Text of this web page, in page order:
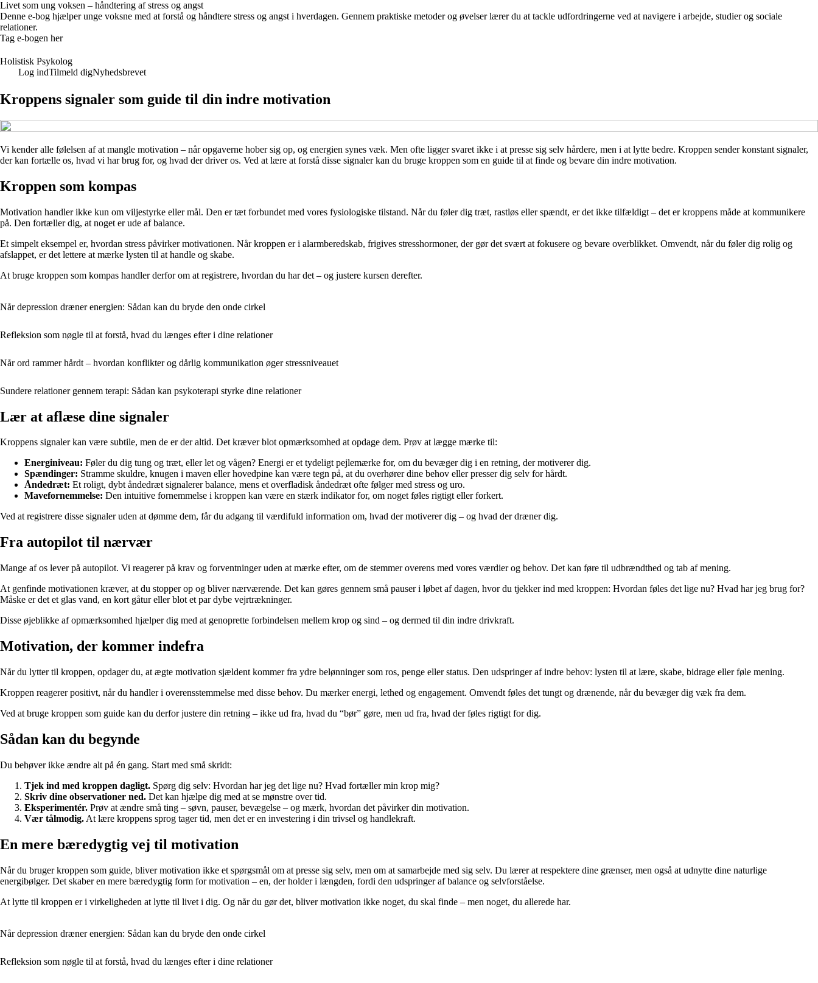
Livet som ung voksen – håndtering af stress og angst
Denne e-bog hjælper unge voksne med at forstå og håndtere stress og angst i hverdagen. Gennem praktiske metoder og øvelser lærer du at tackle udfordringerne ved at navigere i arbejde, studier og sociale
relationer.
Tag e-bogen her
Holistisk Psykolog
Log indTilmeld digNyhedsbrevet
Kroppens signaler som guide til din indre motivation
Vi kender alle følelsen af at mangle motivation – når opgaverne hober sig op, og energien synes væk. Men ofte ligger svaret ikke i at presse sig selv hårdere, men i at lytte bedre. Kroppen sender konstant signaler,
der kan fortælle os, hvad vi har brug for, og hvad der driver os. Ved at lære at forstå disse signaler kan du bruge kroppen som en guide til at finde og bevare din indre motivation.
Kroppen som kompas
Motivation handler ikke kun om viljestyrke eller mål. Den er tæt forbundet med vores fysiologiske tilstand. Når du føler dig træt, rastløs eller spændt, er det ikke tilfældigt – det er kroppens måde at kommunikere
på. Den fortæller dig, at noget er ude af balance.
Et simpelt eksempel er, hvordan stress påvirker motivationen. Når kroppen er i alarmberedskab, frigives stresshormoner, der gør det svært at fokusere og bevare overblikket. Omvendt, når du føler dig rolig og
afslappet, er det lettere at mærke lysten til at handle og skabe.
At bruge kroppen som kompas handler derfor om at registrere, hvordan du har det – og justere kursen derefter.
Når depression dræner energien: Sådan kan du bryde den onde cirkel
Refleksion som nøgle til at forstå, hvad du længes efter i dine relationer
Når ord rammer hårdt – hvordan konflikter og dårlig kommunikation øger stressniveauet
Sundere relationer gennem terapi: Sådan kan psykoterapi styrke dine relationer
Lær at aflæse dine signaler
Kroppens signaler kan være subtile, men de er der altid. Det kræver blot opmærksomhed at opdage dem. Prøv at lægge mærke til:
Energiniveau: Føler du dig tung og træt, eller let og vågen? Energi er et tydeligt pejlemærke for, om du bevæger dig i en retning, der motiverer dig.
Spændinger: Stramme skuldre, knugen i maven eller hovedpine kan være tegn på, at du overhører dine behov eller presser dig selv for hårdt.
Åndedræt: Et roligt, dybt åndedræt signalerer balance, mens et overfladisk åndedræt ofte følger med stress og uro.
Mavefornemmelse: Den intuitive fornemmelse i kroppen kan være en stærk indikator for, om noget føles rigtigt eller forkert.
Ved at registrere disse signaler uden at dømme dem, får du adgang til værdifuld information om, hvad der motiverer dig – og hvad der dræner dig.
Fra autopilot til nærvær
Mange af os lever på autopilot. Vi reagerer på krav og forventninger uden at mærke efter, om de stemmer overens med vores værdier og behov. Det kan føre til udbrændthed og tab af mening.
At genfinde motivationen kræver, at du stopper op og bliver nærværende. Det kan gøres gennem små pauser i løbet af dagen, hvor du tjekker ind med kroppen: Hvordan føles det lige nu? Hvad har jeg brug for?
Måske er det et glas vand, en kort gåtur eller blot et par dybe vejrtrækninger.
Disse øjeblikke af opmærksomhed hjælper dig med at genoprette forbindelsen mellem krop og sind – og dermed til din indre drivkraft.
Motivation, der kommer indefra
Når du lytter til kroppen, opdager du, at ægte motivation sjældent kommer fra ydre belønninger som ros, penge eller status. Den udspringer af indre behov: lysten til at lære, skabe, bidrage eller føle mening.
Kroppen reagerer positivt, når du handler i overensstemmelse med disse behov. Du mærker energi, lethed og engagement. Omvendt føles det tungt og drænende, når du bevæger dig væk fra dem.
Ved at bruge kroppen som guide kan du derfor justere din retning – ikke ud fra, hvad du “bør” gøre, men ud fra, hvad der føles rigtigt for dig.
Sådan kan du begynde
Du behøver ikke ændre alt på én gang. Start med små skridt:
Tjek ind med kroppen dagligt. Spørg dig selv: Hvordan har jeg det lige nu? Hvad fortæller min krop mig?
Skriv dine observationer ned. Det kan hjælpe dig med at se mønstre over tid.
Eksperimentér. Prøv at ændre små ting – søvn, pauser, bevægelse – og mærk, hvordan det påvirker din motivation.
Vær tålmodig. At lære kroppens sprog tager tid, men det er en investering i din trivsel og handlekraft.
En mere bæredygtig vej til motivation
Når du bruger kroppen som guide, bliver motivation ikke et spørgsmål om at presse sig selv, men om at samarbejde med sig selv. Du lærer at respektere dine grænser, men også at udnytte dine naturlige
energibølger. Det skaber en mere bæredygtig form for motivation – en, der holder i længden, fordi den udspringer af balance og selvforståelse.
At lytte til kroppen er i virkeligheden at lytte til livet i dig. Og når du gør det, bliver motivation ikke noget, du skal finde – men noget, du allerede har.
Når depression dræner energien: Sådan kan du bryde den onde cirkel
Refleksion som nøgle til at forstå, hvad du længes efter i dine relationer